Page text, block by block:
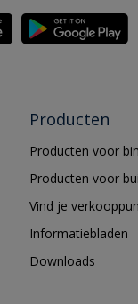
Producten
Producten voor
Producten voor
Vind je
Informatiebladen
Downloads